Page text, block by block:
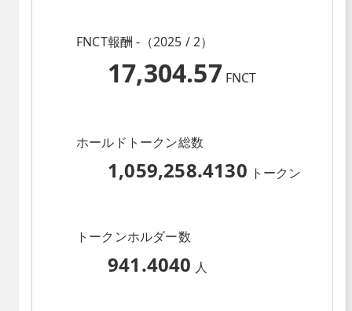
FNCT報酬 -（2025 / 2）
17,304.57 FNCT
ホールドトークン総数
1,059,258.4130 トークン
トークンホルダー数
941.4040 人